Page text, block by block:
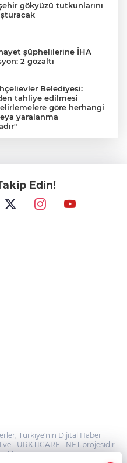
gökyüzü tutkunlarını
şüphelilerine İHA
2 gözaltı
Belediyesi:
tahliye edilmesi
göre herhangi
yaralanma
halde bulundu
göre dairede
zehirlenen 9
öldü, annesi ise yoğun
Edin!
Türkiye'nin Dijital Haber
ve TURKTICARET.NET projesidir